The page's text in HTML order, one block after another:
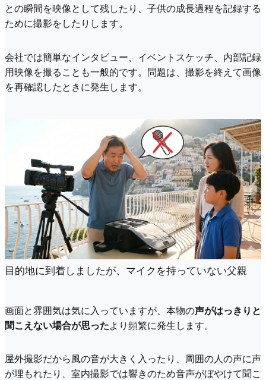
との瞬間を映像として残したり、子供の成長過程を記録する
ために撮影をしたりします。
会社では簡単なインタビュー、イベントスケッチ、内部記録
用映像を撮ることも一般的です。問題は、撮影を終えて画像
を再確認したときに発生します。
目的地に到着しましたが、マイクを持っていない父親
画面と雰囲気は気に入っていますが、本物の声がはっきりと
聞こえない場合が思ったより頻繁に発生します。
屋外撮影だから風の音が大きく入ったり、周囲の人の声に声
が埋もれたり、室内撮影では響きのため音声がぼやけて聞こ